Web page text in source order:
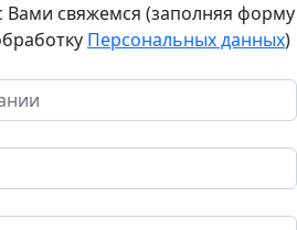
Вами свяжемся (заполняя форму
Персональных данных)